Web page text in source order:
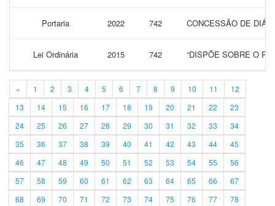
Portaria 2022 742 CONCESSÃO DE
Lei Ordinária 2015 742 “DISPÕE SOBRE O
« 1 2 3 4 5 6 7 8 9 10 11
12
13
14 15 16 17 18 19 20 21 22
23
24
25 26 27 28 29 30 31 32 33
34
35
36 37 38 39 40 41 42 43 44
45
46
47 48 49 50 51 52 53 54 55
56
57
58 59 60 61 62 63 64 65 66
67
68
69 70 71 72 73 74 75 76 77 78